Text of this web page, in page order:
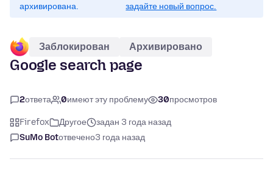
архивирована.
задайте новый вопрос.
Заблокирован Архивировано
Google search page
2ответа 0имеют эту проблему 30просмотров
Firefox Другое
задан 3 года назад
SuMo Botотвечено3 года назад